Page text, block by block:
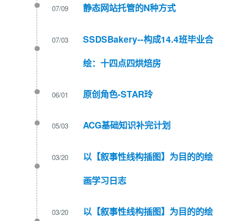
07/09 静态网站托管的N种方式
07/03
SSDSBakery--构成14.4班毕业合
绘：十四点四烘焙房
06/01 原创角色-STAR玲
05/03 ACG基础知识补完计划
03/20
以【叙事性线构插图】为目的的绘
画学习日志
03/20 以【叙事性线构插图】为目的的绘